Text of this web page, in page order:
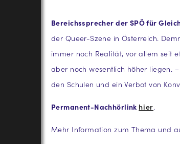
Bereichssprecher der SPÖ für
der Queer-Szene in Österreich.
immer noch Realität, vor allem seit
aber noch wesentlich höher liegen.
den Schulen und ein Verbot von
Permanent-Nachhörlink hier.
Mehr Information zum Thema und